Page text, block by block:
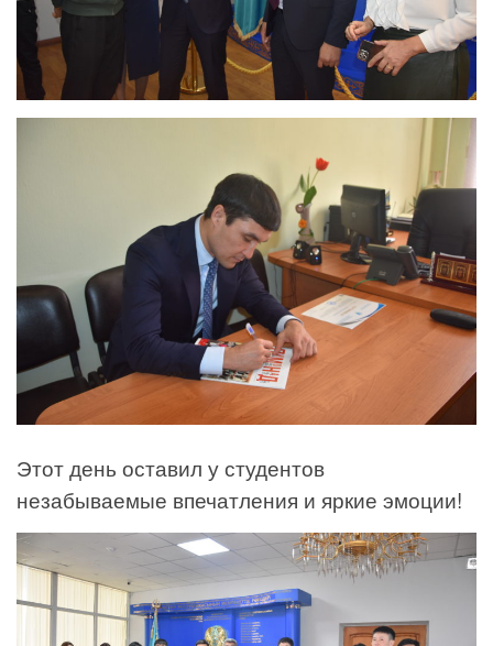
Этот день оставил у студентов
незабываемые впечатления и яркие эмоции!